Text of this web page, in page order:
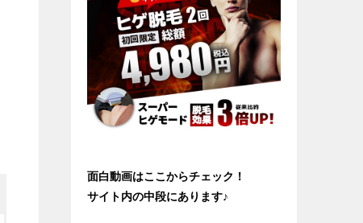
面白動画はここからチェック！
サイト内の中段にあります♪